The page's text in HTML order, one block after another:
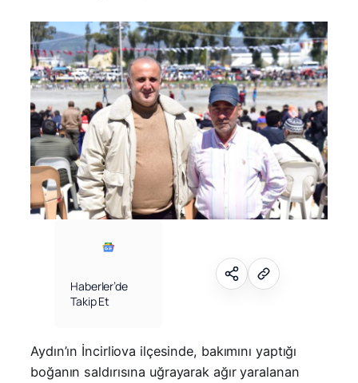
Haberler’de
Takip Et
Aydın’ın İncirliova ilçesinde, bakımını yaptığı
boğanın saldırısına uğrayarak ağır yaralanan